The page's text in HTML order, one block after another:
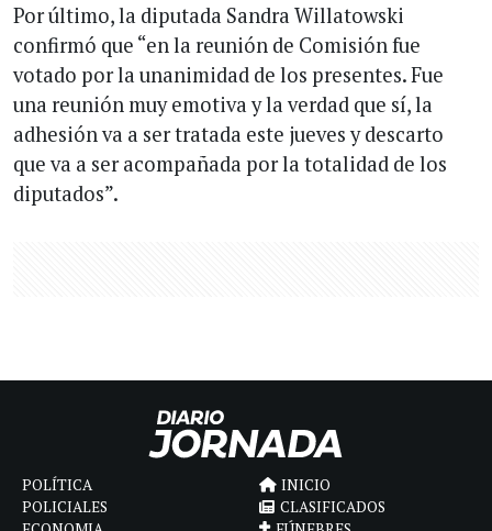
Por último, la diputada Sandra Willatowski
confirmó que “en la reunión de Comisión fue
votado por la unanimidad de los presentes. Fue
una reunión muy emotiva y la verdad que sí, la
adhesión va a ser tratada este jueves y descarto
que va a ser acompañada por la totalidad de los
diputados”.
POLÍTICA
POLICIALES
INICIO
CLASIFICADOS